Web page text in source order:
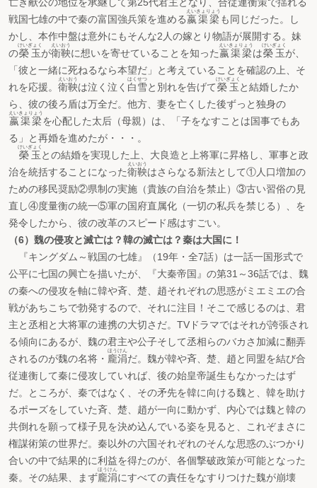
亡き献公の地位を承継して第25代君主となり、合従連衡策で揺れる
戦国七雄の中で秦の富国強兵策を進める嬴渠梁
えいきょりょう
も同じだった。し
かし、本作中盤は意外にもそんな2人の嫁とり物語が展開する。妹
の榮玉
けいぎょく
が衛鞅
えいおう
に想いを寄せていることを知った嬴渠梁
えいきょりょう
は榮玉
けいぎょく
が、
「彼と一緒に死ねるなら本望だ」と考えていることを確認の上、そ
れを応援。 衛鞅
えいおう
は泣く泣く 白雪
はくせつ
と別れを告げて榮玉
けいぎょく
と結婚したか
ら、彼の後ろ盾は万全だ。他方、妻を亡くした後ずっと独身の
嬴渠梁
えいきょりょう
を心配した太后（母親）は、「子をなすことは国事でもあ
る」と再婚を進めたが・・・。
榮玉
けいぎょく
との結婚を実現した上、大良造と上将軍に昇格し、軍事と政
治を統括することになった衛鞅
えいおう
はさらなる新法として①人口増加の
ための移民奨励②県制の実施（貴族の自治を禁止）③古い習俗の見
直し④度量衡の統一⑤軍の国府直属化（一切の私兵を禁じる）、を
発令したから、彼の改革のスピード感はすごい。
（6）魏の侵攻と滅亡は？韓の滅亡は？秦は大国に！
『キングダム～戦国の七雄』（19年・全7話）は一話一国形式で
公平に七国の興亡を描いたが、『大秦帝国』の第31～36話では、魏
の秦への侵攻を軸に韓や斉、楚、趙それぞれの思惑がミエミエの合
戦があちこちで勃発するので、それに注目！そこで感じるのは、君
主と丞相と大将軍の連携の大切さだ。TVドラマではそれが誇張され
る傾向にあるが、魏の君主や公子そして丞相らのバカさ加減に翻弄
されるのが魏の名将・ 龐涓
ほうけん
だ。魏が韓や斉、楚、趙と同盟を結び合
従連衡して秦に侵攻していれば、後の始皇帝誕生もなかったはず
だ。ところが、秦ではなく、その矛先を韓に向ける魏と、韓を助け
るポーズをしていた斉、楚、趙が一向に動かず、内心では魏と韓の
共倒れを願って様子見を決め込んでいる姿を見ると、これぞまさに
権謀術策の世界だ。秦以外の六国それぞれのそんな思惑のぶつかり
合いの中で結果的に利益を得たのが、各個撃破政策が可能となった
秦。その結果、まず龐涓
ほうけん
にすべての責任をなすりつけた魏が崩壊